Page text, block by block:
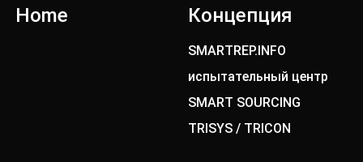
Home Концепция
SMARTREP.INFO
испытательный центр
SMART SOURCING
TRISYS / TRICON